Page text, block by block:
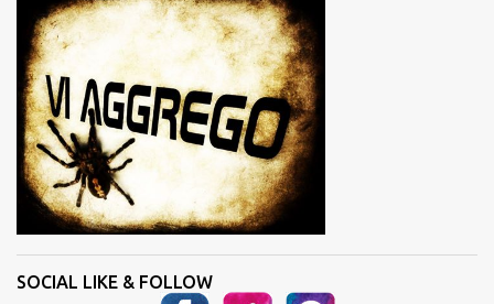
t
i
SOCIAL LIKE & FOLLOW